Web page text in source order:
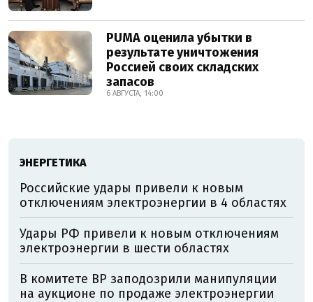
PUMA оценила убытки в
результате уничтожения
Россией своих складских
запасов
6 АВГУСТА, 14:00
ЭНЕРГЕТИКА
Российские удары привели к новым
отключениям электроэнергии в 4 областях
Удары РФ привели к новым отключениям
электроэнергии в шести областях
В комитете ВР заподозрили манипуляции
на аукционе по продаже электроэнергии